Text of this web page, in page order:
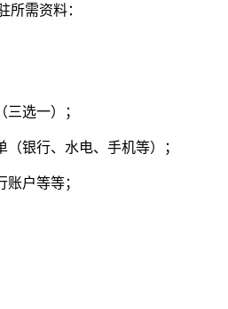
所需资料：
选一）；
银行、水电、手机等）；
户等等；